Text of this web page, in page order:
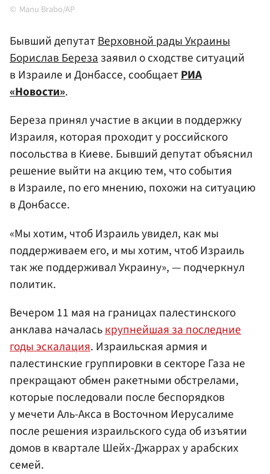
Manu Brabo/AP
Бывший депутатВерховной рады Украины
Борислав Березазаявил о сходстве ситуаций
в Израиле и Донбассе, сообщаетРИА
«Новости».
Береза принял участие в акции в поддержку
Израиля, которая проходит у российского
посольства в Киеве. Бывший депутат объяснил
решение выйти на акцию тем, что события
в Израиле, по его мнению, похожи на ситуацию
в Донбассе.
«Мы хотим, чтоб Израиль увидел, как мы
поддерживаем его, и мы хотим, чтоб Израиль
так же поддерживал Украину», — подчеркнул
политик.
Вечером 11 мая на границах палестинского
анклава началаськрупнейшая за последние
годы эскалация. Израильская армия и
палестинские группировки в секторе Газа не
прекращают обмен ракетными обстрелами,
которые последовали после беспорядков
у мечети Аль-Акса в Восточном Иерусалиме
после решения израильского суда об изъятии
домов в квартале Шейх-Джаррах у арабских
семей.